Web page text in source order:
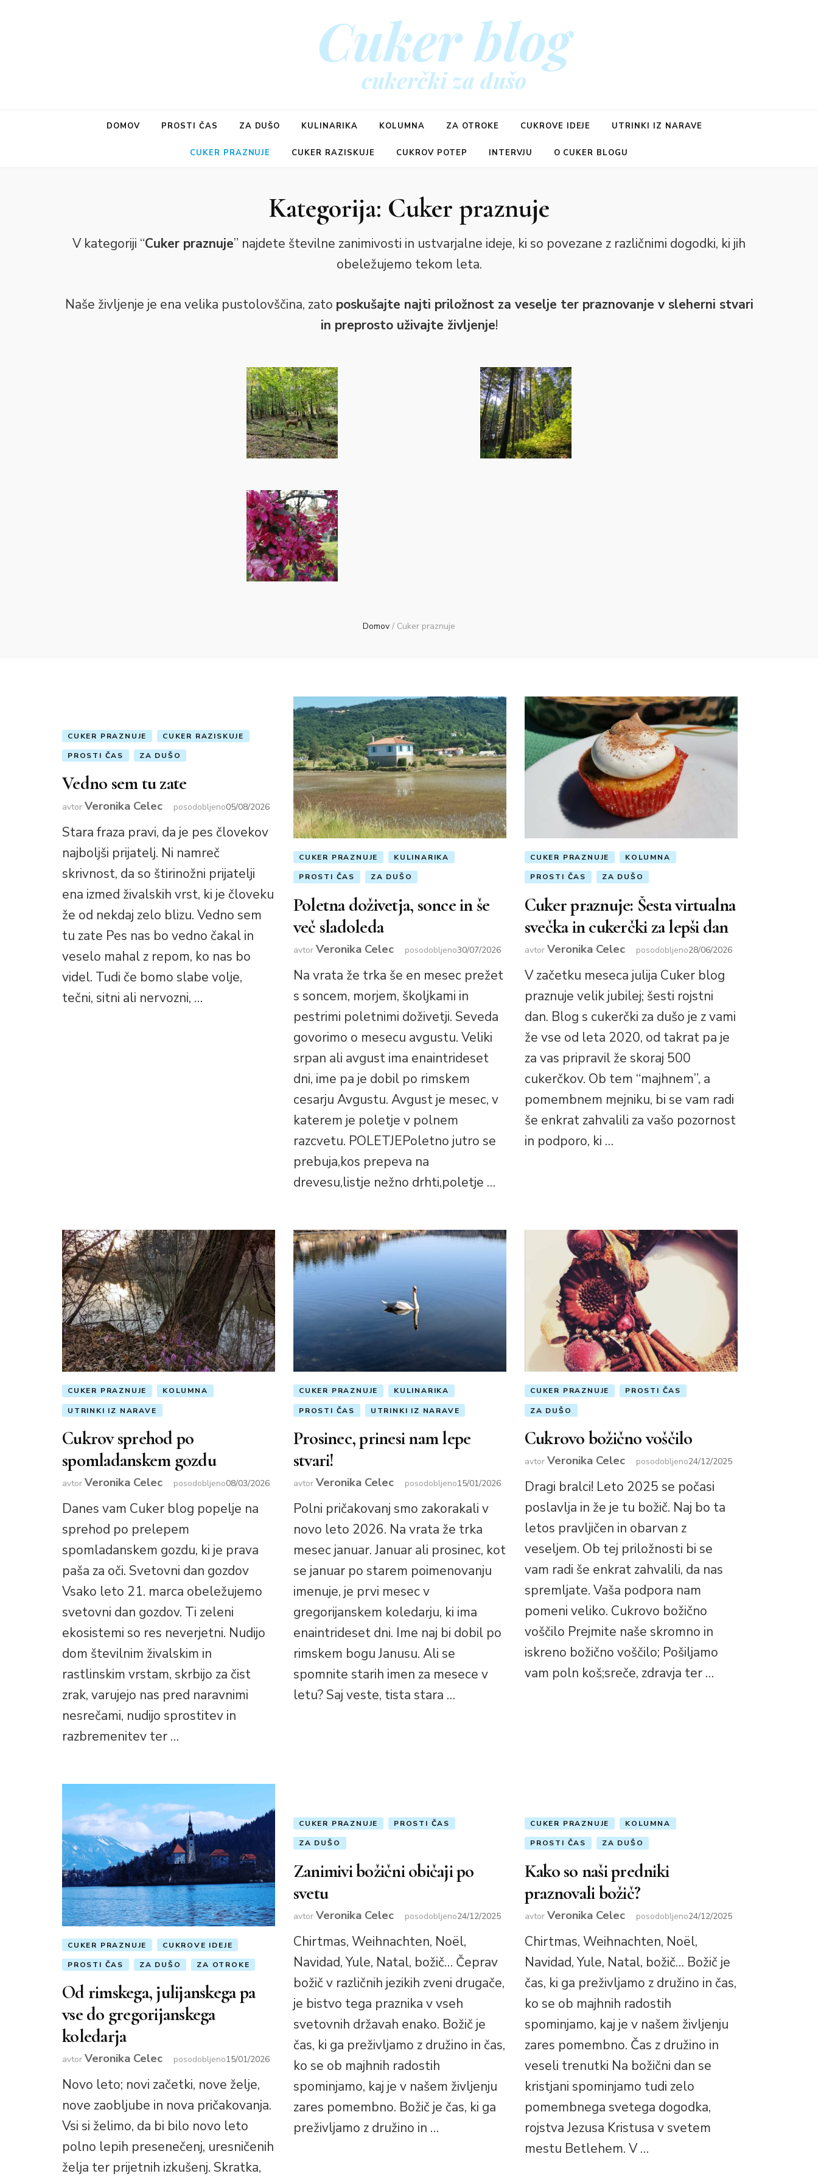
Cuker blog
cukerčki za dušo
DOMOV PROSTI ČAS ZA DUŠO KULINARIKA KOLUMNA ZA OTROKE CUKROVE IDEJE UTRINKI IZ NARAVE
CUKER PRAZNUJE CUKER RAZISKUJE CUKROV POTEP INTERVJU O CUKER BLOGU
Kategorija: Cuker praznuje
V kategoriji “Cuker praznuje” najdete številne zanimivosti in ustvarjalne ideje, ki so povezane z različnimi dogodki, ki jih
obeležujemo tekom leta.
Naše življenje je ena velika pustolovščina, zato poskušajte najti priložnost za veselje ter praznovanje v sleherni stvari
in preprosto uživajte življenje!
Domov / Cuker praznuje
CUKER PRAZNUJE CUKER RAZISKUJE
PROSTI ČAS ZA DUŠO
Vedno sem tu zate
avtor Veronika Celec posodobljeno05/08/2026
Stara fraza pravi, da je pes človekov
najboljši prijatelj. Ni namreč
skrivnost, da so štirinožni prijatelji
ena izmed živalskih vrst, ki je človeku
že od nekdaj zelo blizu. Vedno sem
tu zate Pes nas bo vedno čakal in
veselo mahal z repom, ko nas bo
videl. Tudi če bomo slabe volje,
tečni, sitni ali nervozni, …
CUKER PRAZNUJE KULINARIKA
PROSTI ČAS ZA DUŠO
Poletna doživetja, sonce in še
več sladoleda
avtor Veronika Celec posodobljeno30/07/2026
Na vrata že trka še en mesec prežet
s soncem, morjem, školjkami in
pestrimi poletnimi doživetji. Seveda
govorimo o mesecu avgustu. Veliki
srpan ali avgust ima enaintrideset
dni, ime pa je dobil po rimskem
cesarju Avgustu. Avgust je mesec, v
katerem je poletje v polnem
razcvetu. POLETJEPoletno jutro se
prebuja,kos prepeva na
drevesu,listje nežno drhti,poletje …
CUKER PRAZNUJE KOLUMNA
PROSTI ČAS ZA DUŠO
Cuker praznuje: Šesta virtualna
svečka in cukerčki za lepši dan
avtor Veronika Celec posodobljeno28/06/2026
V začetku meseca julija Cuker blog
praznuje velik jubilej; šesti rojstni
dan. Blog s cukerčki za dušo je z vami
že vse od leta 2020, od takrat pa je
za vas pripravil že skoraj 500
cukerčkov. Ob tem “majhnem”, a
pomembnem mejniku, bi se vam radi
še enkrat zahvalili za vašo pozornost
in podporo, ki …
CUKER PRAZNUJE KOLUMNA
UTRINKI IZ NARAVE
Cukrov sprehod po
spomladanskem gozdu
avtor Veronika Celec posodobljeno08/03/2026
Danes vam Cuker blog popelje na
sprehod po prelepem
spomladanskem gozdu, ki je prava
paša za oči. Svetovni dan gozdov
Vsako leto 21. marca obeležujemo
svetovni dan gozdov. Ti zeleni
ekosistemi so res neverjetni. Nudijo
dom številnim živalskim in
rastlinskim vrstam, skrbijo za čist
zrak, varujejo nas pred naravnimi
nesrečami, nudijo sprostitev in
razbremenitev ter …
CUKER PRAZNUJE KULINARIKA
PROSTI ČAS UTRINKI IZ NARAVE
Prosinec, prinesi nam lepe
stvari!
avtor Veronika Celec posodobljeno15/01/2026
Polni pričakovanj smo zakorakali v
novo leto 2026. Na vrata že trka
mesec januar. Januar ali prosinec, kot
se januar po starem poimenovanju
imenuje, je prvi mesec v
gregorijanskem koledarju, ki ima
enaintrideset dni. Ime naj bi dobil po
rimskem bogu Janusu. Ali se
spomnite starih imen za mesece v
letu? Saj veste, tista stara …
CUKER PRAZNUJE PROSTI ČAS
ZA DUŠO
Cukrovo božično voščilo
avtor Veronika Celec posodobljeno24/12/2025
Dragi bralci! Leto 2025 se počasi
poslavlja in že je tu božič. Naj bo ta
letos pravljičen in obarvan z
veseljem. Ob tej priložnosti bi se
vam radi še enkrat zahvalili, da nas
spremljate. Vaša podpora nam
pomeni veliko. Cukrovo božično
voščilo Prejmite naše skromno in
iskreno božično voščilo; Pošiljamo
vam poln koš;sreče, zdravja ter …
CUKER PRAZNUJE CUKROVE IDEJE
PROSTI ČAS ZA DUŠO ZA OTROKE
Od rimskega, julijanskega pa
vse do gregorijanskega
koledarja
avtor Veronika Celec posodobljeno15/01/2026
Novo leto; novi začetki, nove želje,
nove zaobljube in nova pričakovanja.
Vsi si želimo, da bi bilo novo leto
polno lepih presenečenj, uresničenih
želja ter prijetnih izkušenj. Skratka,
CUKER PRAZNUJE PROSTI ČAS
ZA DUŠO
Zanimivi božični običaji po
svetu
avtor Veronika Celec posodobljeno24/12/2025
Chirtmas, Weihnachten, Noël,
Navidad, Yule, Natal, božič… Čeprav
božič v različnih jezikih zveni drugače,
je bistvo tega praznika v vseh
svetovnih državah enako. Božič je
čas, ki ga preživljamo z družino in čas,
ko se ob majhnih radostih
spominjamo, kaj je v našem življenju
zares pomembno. Božič je čas, ki ga
preživljamo z družino in …
CUKER PRAZNUJE KOLUMNA
PROSTI ČAS ZA DUŠO
Kako so naši predniki
praznovali božič?
avtor Veronika Celec posodobljeno24/12/2025
Chirtmas, Weihnachten, Noël,
Navidad, Yule, Natal, božič… Božič je
čas, ki ga preživljamo z družino in čas,
ko se ob majhnih radostih
spominjamo, kaj je v našem življenju
zares pomembno. Čas z družino in
veseli trenutki Na božični dan se
kristjani spominjamo tudi zelo
pomembnega svetega dogodka,
rojstva Jezusa Kristusa v svetem
mestu Betlehem. V …